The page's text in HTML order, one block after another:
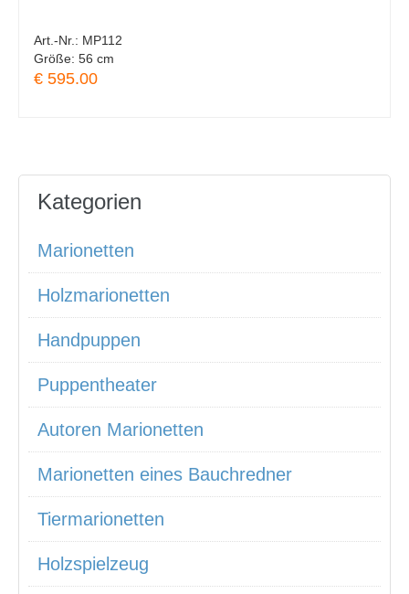
Art.-Nr.: MP112
Größe: 56 cm
€ 595.00
Kategorien
Marionetten
Holzmarionetten
Handpuppen
Puppentheater
Autoren Marionetten
Marionetten eines Bauchredner
Tiermarionetten
Holzspielzeug